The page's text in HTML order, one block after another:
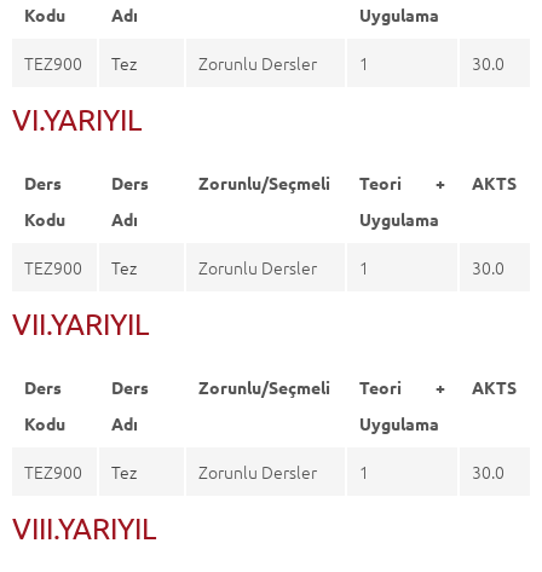
Kodu
Adı
Uygulama
TEZ900 Tez Zorunlu Dersler 1 30.0
VI.YARIYIL
Ders
Kodu
Ders
Adı
Zorunlu/Seçmeli
Teori +
Uygulama
AKTS
TEZ900 Tez Zorunlu Dersler 1 30.0
VII.YARIYIL
Ders
Kodu
Ders
Adı
Zorunlu/Seçmeli
Teori +
Uygulama
AKTS
TEZ900 Tez Zorunlu Dersler 1 30.0
VIII.YARIYIL